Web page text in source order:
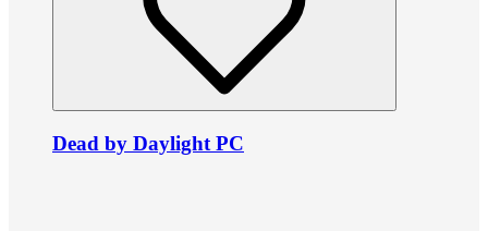
Dead by Daylight PC